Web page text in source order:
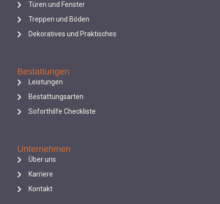
Türen und Fenster
Treppen und Böden
Dekoratives und Praktisches
Bestattungen
Leistungen
Bestattungsarten
Soforthilfe Checkliste
Unternehmen
Über uns
Karriere
Kontakt